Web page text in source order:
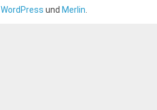
WordPress und Merlin